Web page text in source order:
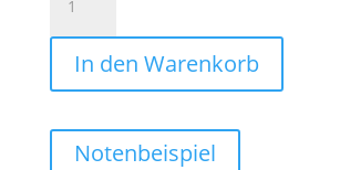
along
–
Hutter
Family
friends
In den Warenkorb
Notenbeispiel